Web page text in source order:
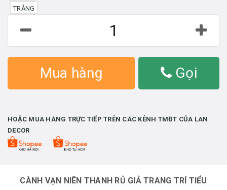
TRẮNG
Mua hàng Gọi
HOẶC MUA HÀNG TRỰC TIẾP TRÊN CÁC KÊNH TMĐT CỦA LAN
DECOR
CÀNH VẠN NIÊN THANH RỦ GIẢ TRANG TRÍ TIỂU